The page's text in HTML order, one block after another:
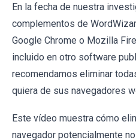
En la fecha de nuestra
complementos de
Google Chrome o Mozilla
incluido en otro software
recomendamos eliminar
quiera de sus navegadores
Este vídeo muestra cómo
navegador potencialmente